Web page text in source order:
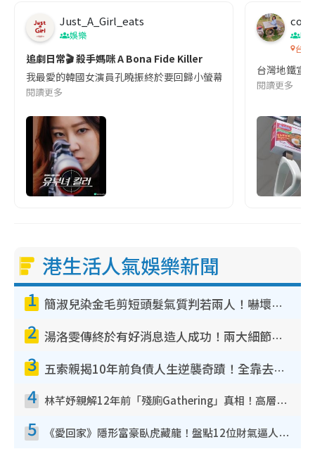
Just_A_Girl_eats
娛樂
追劇日常🎬 殺手媽咪 A Bona Fide Killer
我最愛的韓國女演員孔曉振終於要回歸小螢幕啦!這次的劇本改編
閱讀更多
co
吹
台灣
台灣地鐵宣
閱讀更多
港生活人氣娛樂新聞
1 簡淑兒染金毛剪短頭髮氣質判若兩人！嚇壞老公麥大力都認唔出：「你做咩事？」
2 湯洛雯傳終於有好消息造人成功！兩大細節曝孕味極濃惹猜測：大肚婆先會咁！
3 五索親揭10年前負債人生逆襲奇蹟！全靠去一地方轉運後即遇上馬先生
4 林芊妤親解12年前「殘廁Gathering」真相！高層解約一句話重創尊嚴至今拒返TVB
5 《愛回家》隱形富豪臥虎藏龍！盤點12位財氣逼人的有錢藝人：呢位靚女3億身家唔憂做